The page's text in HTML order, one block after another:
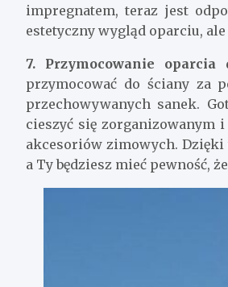
impregnatem, teraz jest
estetyczny wygląd oparciu,
7. Przymocowanie
przymocować do ściany za
przechowywanych sanek.
cieszyć się zorganizowanym
akcesoriów zimowych.
a Ty będziesz mieć pewność,